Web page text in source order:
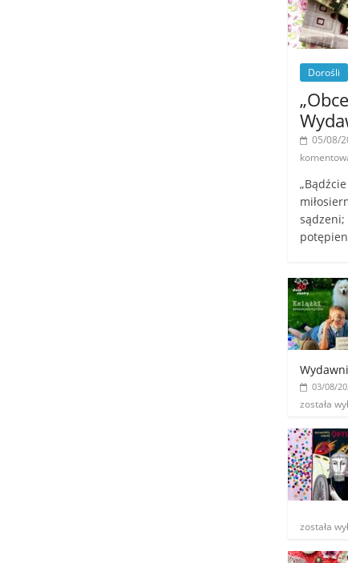
Dorośli
05/08/
03/08/
została
została